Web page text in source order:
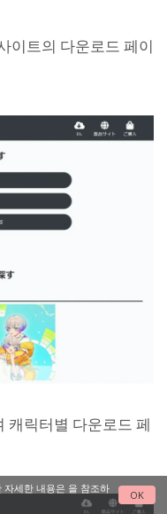
이트의 다운로드 페이
캐릭터별 다운로드 페
자세한 내용은 을 참조하
OK